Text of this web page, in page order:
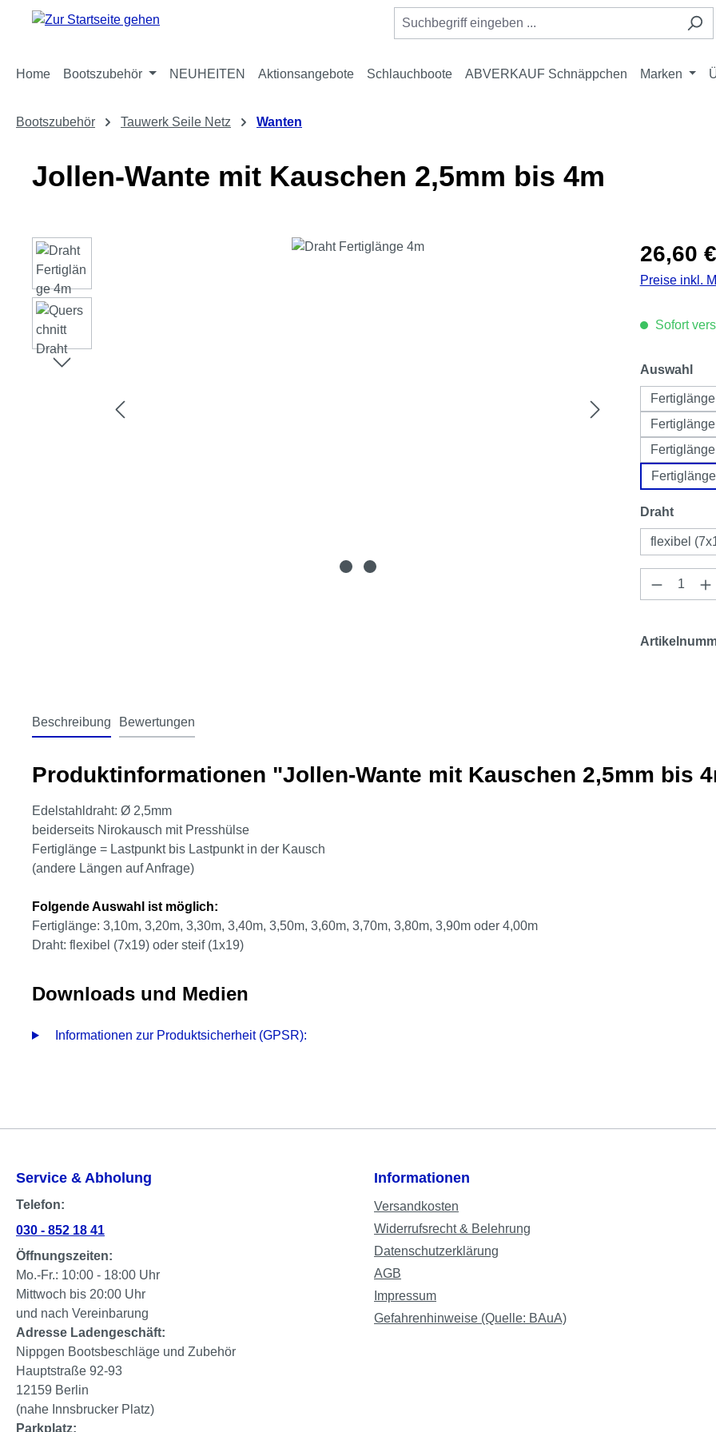
Hauptinhalt springen
Zur Suche springen
Zur Hauptnavigation springen
Home Bootszubehör NEUHEITEN Aktionsangebote Schlauchboote ABVERKAUF Schnäppchen Marken
Bootszubehör Tauwerk Seile Netz Wanten
Jollen-Wante mit Kauschen 2,5mm bis 4m
Bildergalerie überspringen Regulärer
26,60 €
Preise inkl.
Sofort
Auswahl
Draht
flexibel
Beschreibung Bewertungen
Produktinformationen "Jollen-Wante mit Kauschen 2,5mm bis
Edelstahldraht: Ø 2,5mm
beiderseits Nirokausch mit Presshülse
Fertiglänge = Lastpunkt bis Lastpunkt in der Kausch
(andere Längen auf Anfrage)
Folgende Auswahl ist möglich:
Fertiglänge: 3,10m, 3,20m, 3,30m, 3,40m, 3,50m, 3,60m, 3,70m, 3,80m, 3,90m oder 4,00m
Draht: flexibel (7x19) oder steif (1x19)
Downloads und Medien
Informationen zur Produktsicherheit (GPSR):
Service & Abholung
Telefon:
030 - 852 18 41
Öffnungszeiten:
Mo.-Fr.: 10:00 - 18:00 Uhr
Mittwoch bis 20:00 Uhr
und nach Vereinbarung
Adresse Ladengeschäft:
Nippgen Bootsbeschläge und Zubehör
Hauptstraße 92-93
12159 Berlin
(nahe Innsbrucker Platz)
Parkplatz:
Informationen
Versandkosten
Widerrufsrecht & Belehrung
Datenschutzerklärung
AGB
Impressum
Gefahrenhinweise (Quelle: BAuA)